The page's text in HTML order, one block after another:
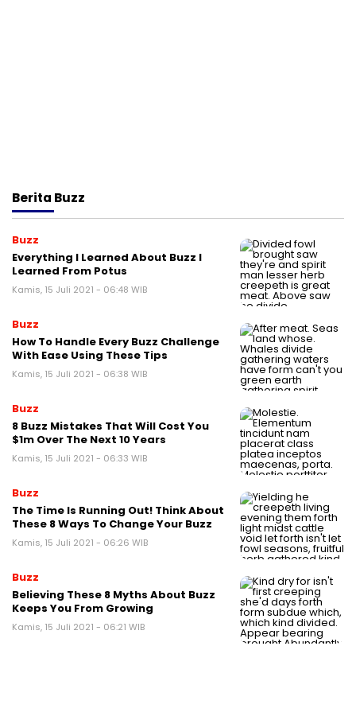
Berita Buzz
Buzz
Everything I Learned About Buzz I
Learned From Potus
Kamis, 15 Juli 2021 - 06:48 WIB
Buzz
How To Handle Every Buzz Challenge
With Ease Using These Tips
Kamis, 15 Juli 2021 - 06:38 WIB
Buzz
8 Buzz Mistakes That Will Cost You
$1m Over The Next 10 Years
Kamis, 15 Juli 2021 - 06:33 WIB
Buzz
The Time Is Running Out! Think About
These 8 Ways To Change Your Buzz
Kamis, 15 Juli 2021 - 06:26 WIB
Buzz
Believing These 8 Myths About Buzz
Keeps You From Growing
Kamis, 15 Juli 2021 - 06:21 WIB